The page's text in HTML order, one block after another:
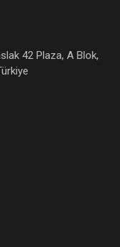
42 Plaza, A Blok,